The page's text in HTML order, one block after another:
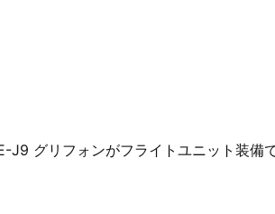
グリフォンがフライトユニット装備